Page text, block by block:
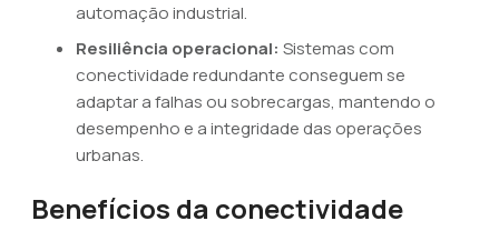
automação industrial.
Resiliência operacional: Sistemas com
conectividade redundante conseguem se
adaptar a falhas ou sobrecargas, mantendo o
desempenho e a integridade das operações
urbanas.
Benefícios da conectividade